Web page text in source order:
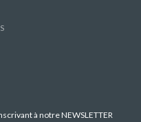
à notre NEWSLETTER